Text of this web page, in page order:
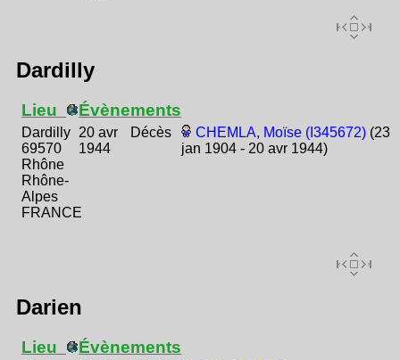
Dardilly
Lieu
Dardilly
69570
Rhône
Rhône-
Alpes
FRANCE
Évènements
20 avr
1944
Décès CHEMLA, Moïse (I345672) (23
jan 1904 - 20 avr 1944)
Darien
Lieu Évènements